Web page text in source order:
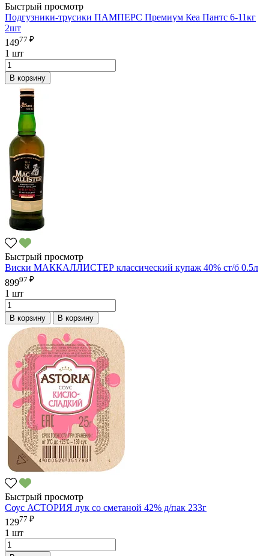
Быстрый просмотр
Подгузники-трусики ПАМПЕРС Премиум Кеа Пантс 6-11кг
2шт
14977 ₽
1 шт
В корзину
Быстрый просмотр
Виски МАККАЛЛИСТЕР классический купаж 40% ст/б 0.5л
89997 ₽
1 шт
В корзину В корзину
Быстрый просмотр
Соус АСТОРИЯ лук со сметаной 42% д/пак 233г
12977 ₽
1 шт